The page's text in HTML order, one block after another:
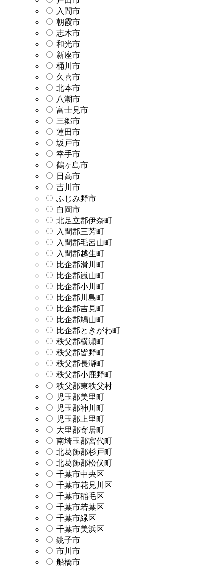
入間市
朝霞市
志木市
和光市
新座市
桶川市
久喜市
北本市
八潮市
富士見市
三郷市
蓮田市
坂戸市
幸手市
鶴ヶ島市
日高市
吉川市
ふじみ野市
白岡市
北足立郡伊奈町
入間郡三芳町
入間郡毛呂山町
入間郡越生町
比企郡滑川町
比企郡嵐山町
比企郡小川町
比企郡川島町
比企郡吉見町
比企郡鳩山町
比企郡ときがわ町
秩父郡横瀬町
秩父郡皆野町
秩父郡長瀞町
秩父郡小鹿野町
秩父郡東秩父村
児玉郡美里町
児玉郡神川町
児玉郡上里町
大里郡寄居町
南埼玉郡宮代町
北葛飾郡杉戸町
北葛飾郡松伏町
千葉市中央区
千葉市花見川区
千葉市稲毛区
千葉市若葉区
千葉市緑区
千葉市美浜区
銚子市
市川市
船橋市